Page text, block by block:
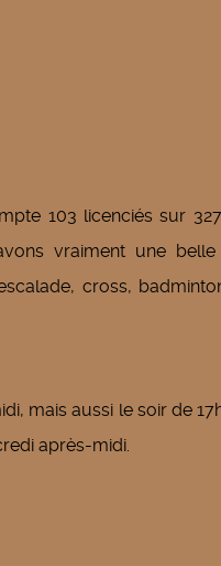
103 licenciés sur
vraiment une belle
cross,
mais aussi le soir de
après-midi.